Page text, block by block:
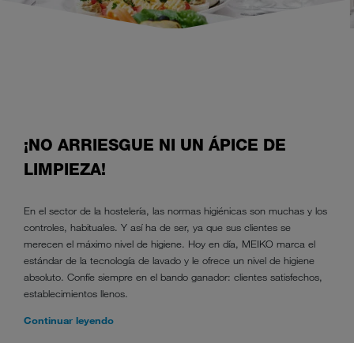
¡NO ARRIESGUE NI UN ÁPICE DE
LIMPIEZA!
En el sector de la hostelería, las normas higiénicas son muchas y los
controles, habituales. Y así ha de ser, ya que sus clientes se
merecen el máximo nivel de higiene. Hoy en día, MEIKO marca el
estándar de la tecnología de lavado y le ofrece un nivel de higiene
absoluto. Confíe siempre en el bando ganador: clientes satisfechos,
establecimientos llenos.
Continuar leyendo